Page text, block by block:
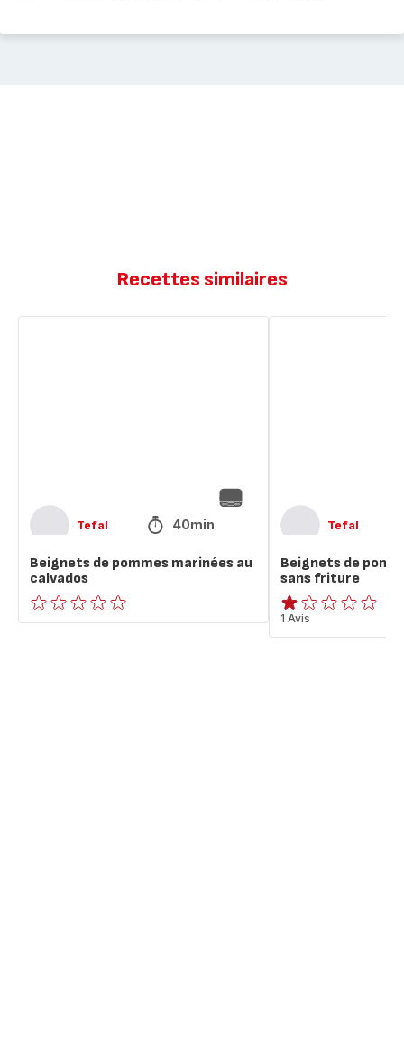
Recettes similaires
Tefal 40min
Beignets de pommes marinées au
calvados
ratings.0
Tefal
Beignets de
sans friture
Avis
1
1 Avis